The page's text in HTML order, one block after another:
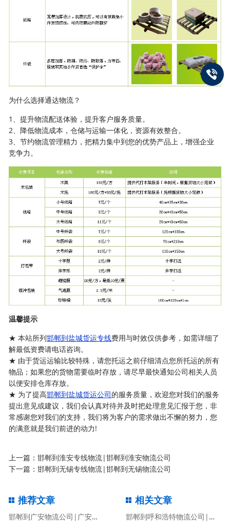
为什么选择通达物流？
1、提升物流配送体验，提升客户服务质量。
2、降低物流成本，仓储与运输一体化，资源有效整合。
3、节约物流管理精力，把精力集中到您的优势产品上，增强企业
竞争力。
温馨提示
★ 本站所列邯郸到盐城货运专线费用与时效仅供参考，如需详细了
解最低资费请电话咨询。
★ 由于货运运输比较特殊，请您托运之前仔细清点您所托运的所有
物品；如果您的货物需要临时存放，请尽早最快通知公司相关人员
以便安排仓库存放。
★ 为了提高邯郸到盐城货运公司的服务质量，欢迎您对我们的服务
提出意见或建议，我们会认真对待并及时把处理意见汇报于您，非
常感谢您对我们的支持，我们将为客户的需求做出不懈的努力，您
的满意就是我们前进的动力!
上一篇：邯郸到淮安专线物流|邯郸到淮安物流公司
下一篇：邯郸到无锡专线物流|邯郸到无锡物流公司
推荐文章
邯郸到广安物流公司|广安专线
相关文章
邯郸到呼和浩特物流公司|邯郸到呼和浩特物流专线